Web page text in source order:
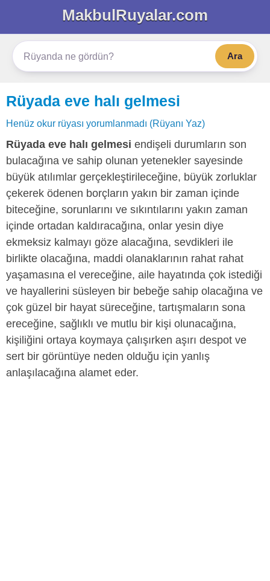
MakbulRuyalar.com
Ara
Rüyada eve halı gelmesi
Henüz okur rüyası yorumlanmadı (Rüyanı Yaz)
Rüyada eve halı gelmesi endişeli durumların son
bulacağına ve sahip olunan yetenekler sayesinde
büyük atılımlar gerçekleştirileceğine, büyük zorluklar
çekerek ödenen borçların yakın bir zaman içinde
biteceğine, sorunlarını ve sıkıntılarını yakın zaman
içinde ortadan kaldıracağına, onlar yesin diye
ekmeksiz kalmayı göze alacağına, sevdikleri ile
birlikte olacağına, maddi olanaklarının rahat rahat
yaşamasına el vereceğine, aile hayatında çok istediği
ve hayallerini süsleyen bir bebeğe sahip olacağına ve
çok güzel bir hayat süreceğine, tartışmaların sona
ereceğine, sağlıklı ve mutlu bir kişi olunacağına,
kişiliğini ortaya koymaya çalışırken aşırı despot ve
sert bir görüntüye neden olduğu için yanlış
anlaşılacağına alamet eder.